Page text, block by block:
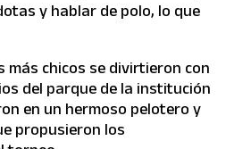
y hablar de polo, lo que
más chicos se divirtieron con
del parque de la institución
en un hermoso pelotero y
propusieron los